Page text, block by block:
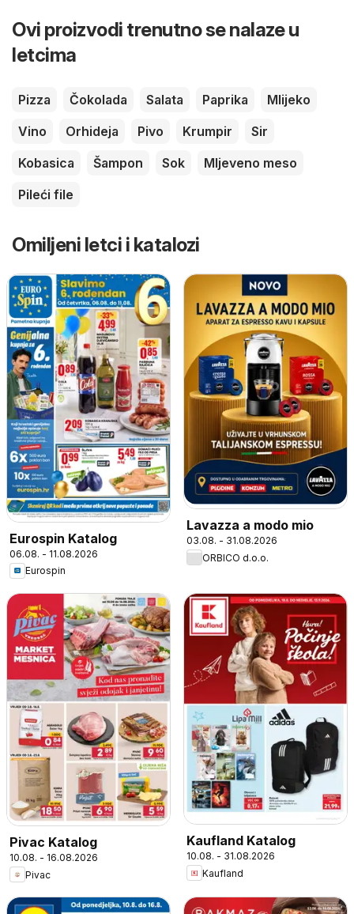
Ovi proizvodi trenutno se nalaze u
letcima
Pizza Čokolada Salata Paprika
Mlijeko
Vino
Orhideja Pivo Krumpir
Sir
Kobasica
Šampon Sok
Mljeveno meso
Pileći file
Omiljeni letci i katalozi
Eurospin Katalog
06.08. - 11.08.2026
Eurospin
Lavazza a modo mio
03.08. - 31.08.2026
ORBICO d.o.o.
Pivac Katalog
10.08. - 16.08.2026
Pivac
Kaufland Katalog
10.08. - 31.08.2026
Kaufland